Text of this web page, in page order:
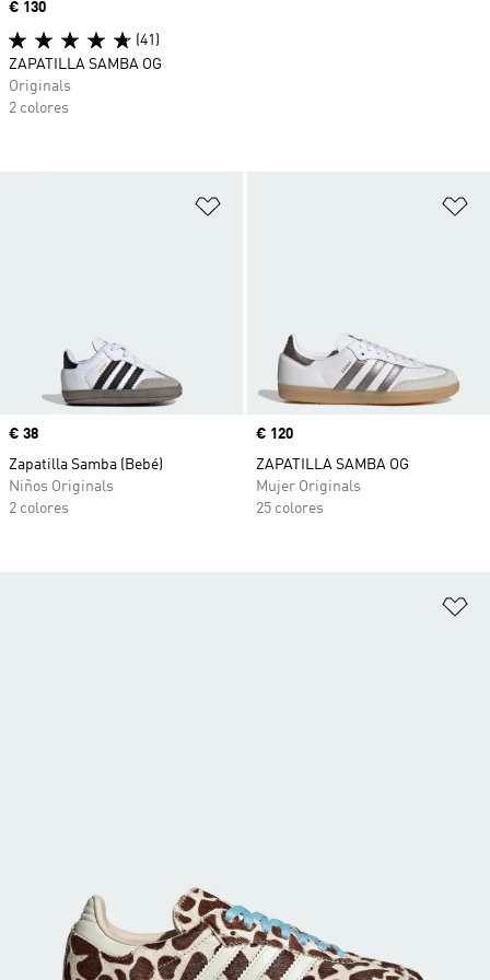
Precio
€ 38
Zapatilla Samba (Bebé)
Niños Originals
2 colores
Precio
€ 120
ZAPATILLA SAMBA OG
Mujer Originals
25 colores
Precio
€ 130
(41)
ZAPATILLA SAMBA OG
Originals
2 colores